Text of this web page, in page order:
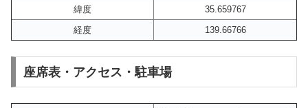
緯度
35.659767
経度
139.66766
座席表・アクセス・駐車場